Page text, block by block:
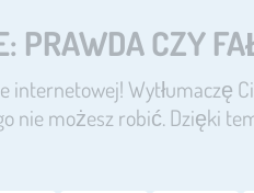
PRAWDA CZY
internetowej! Wytłumaczę
nie możesz robić. Dzięki